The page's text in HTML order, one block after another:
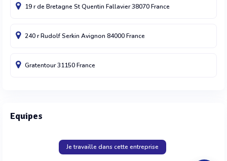
19 r de Bretagne St Quentin Fallavier38070France
240 r Rudolf Serkin Avignon 84000France
Gratentour31150France
Equipes
Je travaille dans cette entreprise